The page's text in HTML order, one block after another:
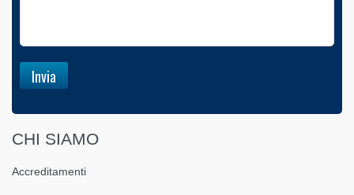
CHI SIAMO
Accreditamenti